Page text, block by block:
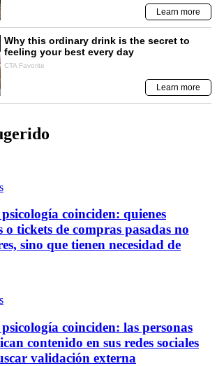
coinciden: quienes
tickets de compras pasadas no
sino que tienen necesidad de
coinciden: las personas
contenido en sus redes sociales
validación externa